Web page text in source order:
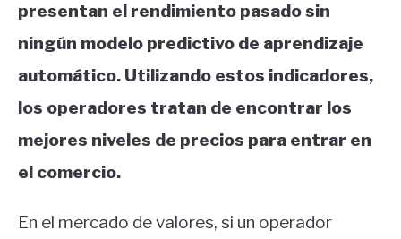
presentan el rendimiento pasado sin
ningún modelo predictivo de aprendizaje
automático. Utilizando estos indicadores,
los operadores tratan de encontrar los
mejores niveles de precios para entrar en
el comercio.
En el mercado de valores, si un operador